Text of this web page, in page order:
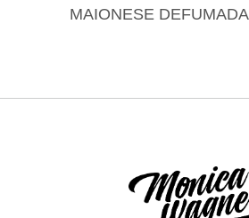
MAIONESE